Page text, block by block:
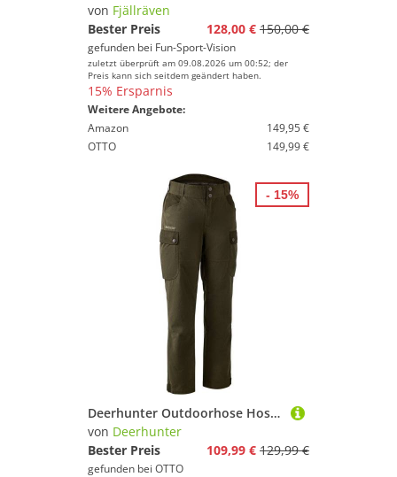
von Fjällräven
Bester Preis
128,00 € 150,00 €
gefunden bei Fun-Sport-Vision
zuletzt überprüft am 09.08.2026 um 00:52; der
Preis kann sich seitdem geändert haben.
15% Ersparnis
Weitere Angebote:
Amazon
149,95 €
OTTO
149,99 €
Deerhunter Outdoorhose Hose Eagle
von Deerhunter
Bester Preis
109,99 € 129,99 €
gefunden bei OTTO
- 15%